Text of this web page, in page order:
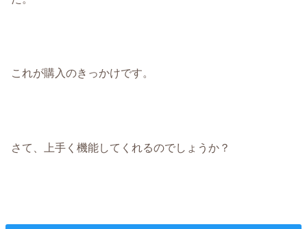
これが購入のきっかけです。
さて、上手く機能してくれるのでしょうか？